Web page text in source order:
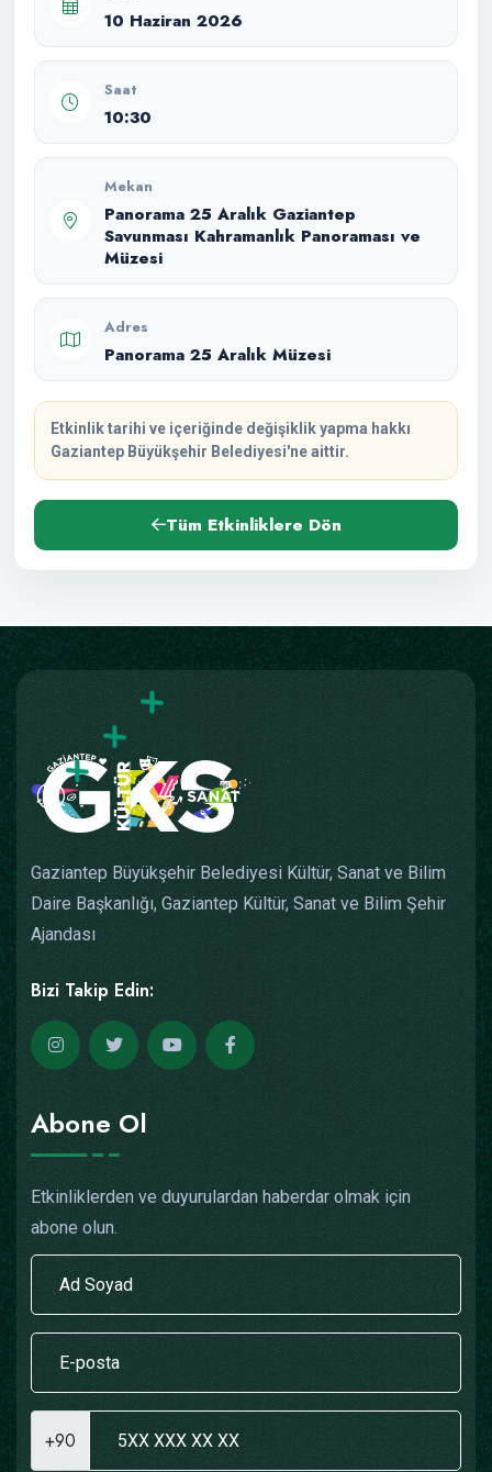
10 Haziran 2026
Saat
10:30
Mekan
Panorama 25 Aralık Gaziantep
Savunması Kahramanlık Panoraması ve
Müzesi
Adres
Panorama 25 Aralık Müzesi
Etkinlik tarihi ve içeriğinde değişiklik yapma hakkı
Gaziantep Büyükşehir Belediyesi'ne aittir.
Tüm Etkinliklere Dön
Gaziantep Büyükşehir Belediyesi Kültür, Sanat ve Bilim
Daire Başkanlığı, Gaziantep Kültür, Sanat ve Bilim Şehir
Ajandası
Bizi Takip Edin:
Abone Ol
Etkinliklerden ve duyurulardan haberdar olmak için
abone olun.
+90